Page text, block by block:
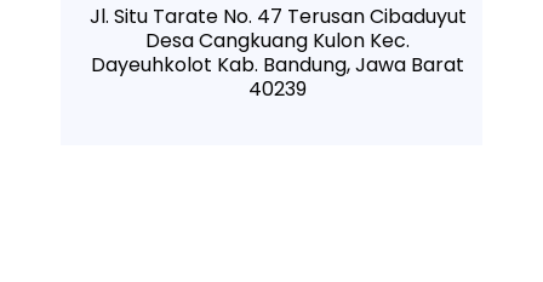
Jl. Situ Tarate No. 47 Terusan Cibaduyut
Desa Cangkuang Kulon Kec.
Dayeuhkolot Kab. Bandung, Jawa Barat
40239